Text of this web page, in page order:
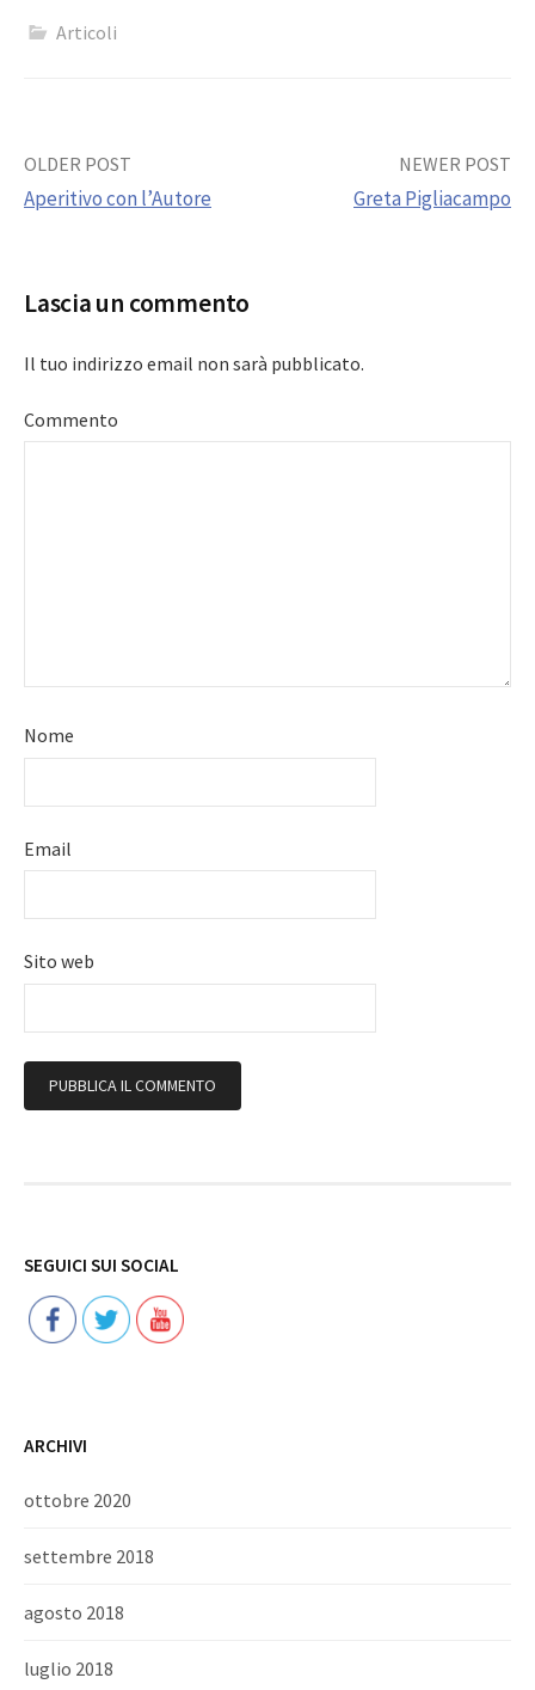
Articoli
Post
OLDER POST
Aperitivo con l’Autore
NEWER POST
Greta Pigliacampo
Lascia un commento
Il tuo indirizzo email non sarà pubblicato.
Commento
Nome
Email
Sito web
SEGUICI SUI SOCIAL
ARCHIVI
ottobre 2020
settembre 2018
agosto 2018
luglio 2018